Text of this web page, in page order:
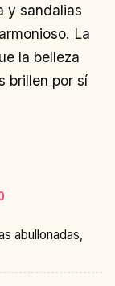
y sandalias
La
la belleza
brillen por sí
abullonadas,